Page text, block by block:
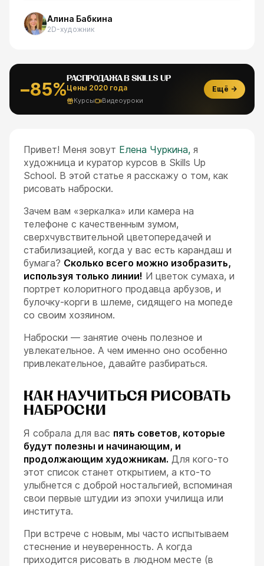
Алина Бабкина
2D-художник
−85%
РАСПРОДАЖА В SKILLS UP
Цены 2020 года
Курсы Видеоуроки
Ещё →
Привет! Меня зовут Елена Чуркина, я
художница и куратор курсов в Skills Up
School. В этой статье я расскажу о том, как
рисовать наброски.
Зачем вам «зеркалка» или камера на
телефоне с качественным зумом,
сверхчувствительной цветопередачей и
стабилизацией, когда у вас есть карандаш и
бумага? Сколько всего можно изобразить,
используя только линии! И цветок сумаха, и
портрет колоритного продавца арбузов, и
булочку-корги в шлеме, сидящего на мопеде
со своим хозяином.
Наброски — занятие очень полезное и
увлекательное. А чем именно оно особенно
привлекательное, давайте разбираться.
КАК НАУЧИТЬСЯ РИСОВАТЬ
НАБРОСКИ
Я собрала для вас пять советов, которые
будут полезны и начинающим, и
продолжающим художникам. Для кого-то
этот список станет открытием, а кто-то
улыбнется с доброй ностальгией, вспоминая
свои первые штудии из эпохи училища или
института.
При встрече с новым, мы часто испытываем
стеснение и неуверенность. А когда
приходится рисовать в людном месте (в